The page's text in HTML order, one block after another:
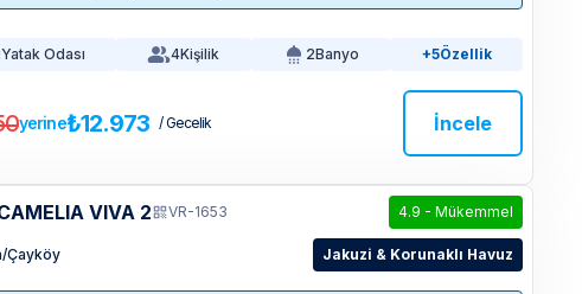
Yatak Odası 4Kişilik 2Banyo +5Özellik
yerine₺12.973 / Gecelik İncele
VIVA 2 VR-1653 4.9 - Mükemmel
Çayköy Jakuzi & Korunaklı Havuz